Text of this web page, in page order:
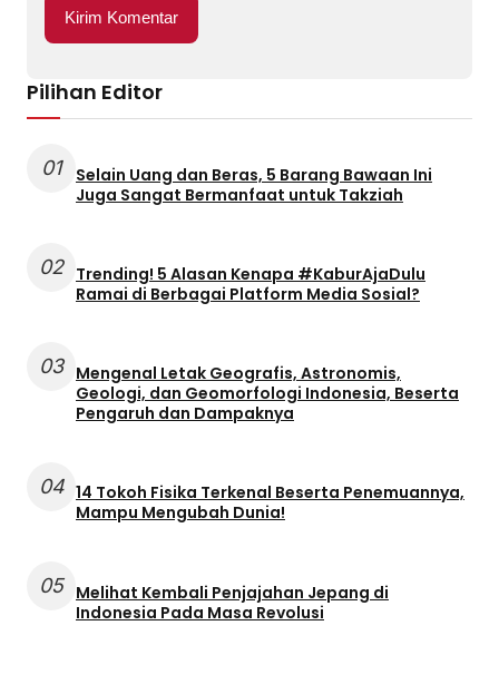
Pilihan Editor
01
Selain Uang dan Beras, 5 Barang Bawaan Ini
Juga Sangat Bermanfaat untuk Takziah
02 Trending! 5 Alasan Kenapa #KaburAjaDulu
Ramai di Berbagai Platform Media Sosial?
03 Mengenal Letak Geografis, Astronomis,
Geologi, dan Geomorfologi Indonesia, Beserta
Pengaruh dan Dampaknya
04 14 Tokoh Fisika Terkenal Beserta Penemuannya,
Mampu Mengubah Dunia!
05 Melihat Kembali Penjajahan Jepang di
Indonesia Pada Masa Revolusi